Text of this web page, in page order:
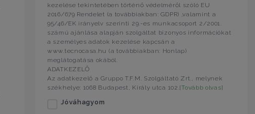
kezelése tekintetében történő védelméről szóló EU
2016/679 Rendelet (a továbbiakban: GDPR) ,valamint a
95/46/EK irányelv szerinti 29.-es munkacsoport 2/2001.
számú ajánlása alapján szolgáltat bizonyos információkat
a személyes adatok kezelése kapcsán a
www.tecnocasa.hu (a továbbiakban: Honlap)
meglátogatása okából.
ADATKEZELŐ
Az adatkezelő a Gruppo T.F.M. Szolgáltató Zrt., melynek
székhelye: 1068 Budapest, Király utca 102.[Tovább olvas]
Jóváhagyom